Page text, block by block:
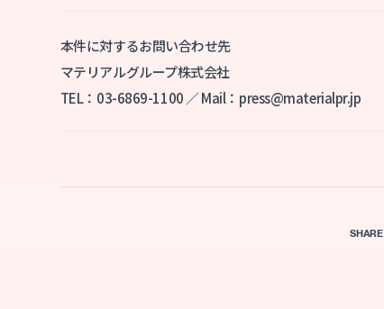
本件に対するお問い合わせ先
マテリアルグループ株式会社
TEL：03-6869-1100 ／ Mail：press@materialpr.jp
SHARE